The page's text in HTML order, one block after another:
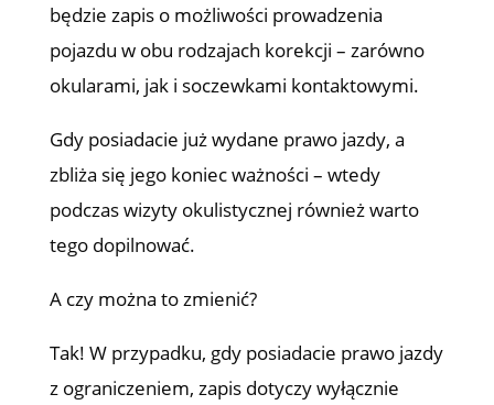
będzie zapis o możliwości prowadzenia
pojazdu w obu rodzajach korekcji – zarówno
okularami, jak i soczewkami kontaktowymi.
Gdy posiadacie już wydane prawo jazdy, a
zbliża się jego koniec ważności – wtedy
podczas wizyty okulistycznej również warto
tego dopilnować.
A czy można to zmienić?
Tak! W przypadku, gdy posiadacie prawo jazdy
z ograniczeniem, zapis dotyczy wyłącznie